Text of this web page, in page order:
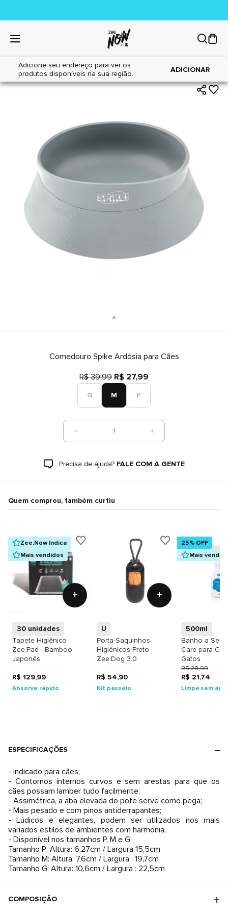
Adicione seu endereço para ver os
produtos disponíveis na sua região.
ADICIONAR
Home|Cães|Acessórios
Comedouro Spike Ardósia para Cães
R$ 39,99 R$ 27,99
G M P
1
Precisa de ajuda? FALE COM A GENTE
Quem comprou, também curtiu
Zee.Now Indica
Mais vendidos
+
30 unidades
Tapete Higiênico
Zee.Pad - Bamboo
Japonês
R$ 129,99
Absorve rápido
+
U
Porta-Saquinhos
Higiênicos Preto
Zee.Dog 3.0
R$ 54,90
Kit passeio
25% OFF
Mais
500ml
Banho a
Care para
Gatos
R$ 28,99
R$ 21,74
Limpa sem
ESPECIFICAÇÕES
- Indicado para cães;
- Contornos internos curvos e sem arestas para que os
cães possam lamber tudo facilmente;
- Assimétrica, a aba elevada do pote serve como pega;
- Mais pesado e com pinos antiderrapantes;
- Lúdicos e elegantes, podem ser utilizados nos mais
variados estilos de ambientes com harmonia,
- Disponível nos tamanhos P, M e G.
Tamanho P: Altura: 6,27cm / Largura 15,5cm
Tamanho M: Altura: 7,6cm / Largura : 19,7cm
Tamanho G: Altura: 10,6cm / Largura : 22,5cm
COMPOSIÇÃO